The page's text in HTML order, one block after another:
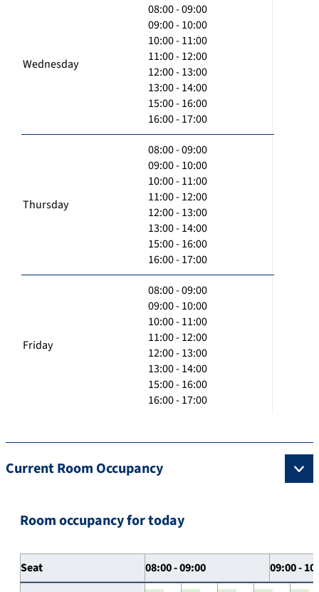
Wednesday
08:00 - 09:00
09:00 - 10:00
10:00 - 11:00
11:00 - 12:00
12:00 - 13:00
13:00 - 14:00
15:00 - 16:00
16:00 - 17:00
Thursday
08:00 - 09:00
09:00 - 10:00
10:00 - 11:00
11:00 - 12:00
12:00 - 13:00
13:00 - 14:00
15:00 - 16:00
16:00 - 17:00
Friday
08:00 - 09:00
09:00 - 10:00
10:00 - 11:00
11:00 - 12:00
12:00 - 13:00
13:00 - 14:00
15:00 - 16:00
16:00 - 17:00
Current Room Occupancy
Room occupancy for today
Seat 08:00 - 09:00 09:00 -